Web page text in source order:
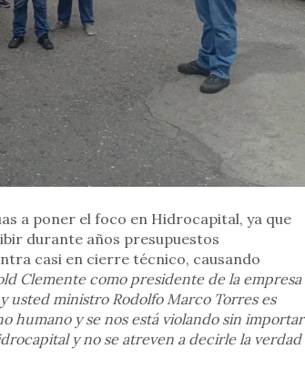
a poner el foco en Hidrocapital, ya que
durante años presupuestos
casi en cierre técnico, causando
Clemente como presidente de la empresa
usted ministro Rodolfo Marco Torres es
humano y se nos está violando sin importar
y no se atreven a decirle la verdad